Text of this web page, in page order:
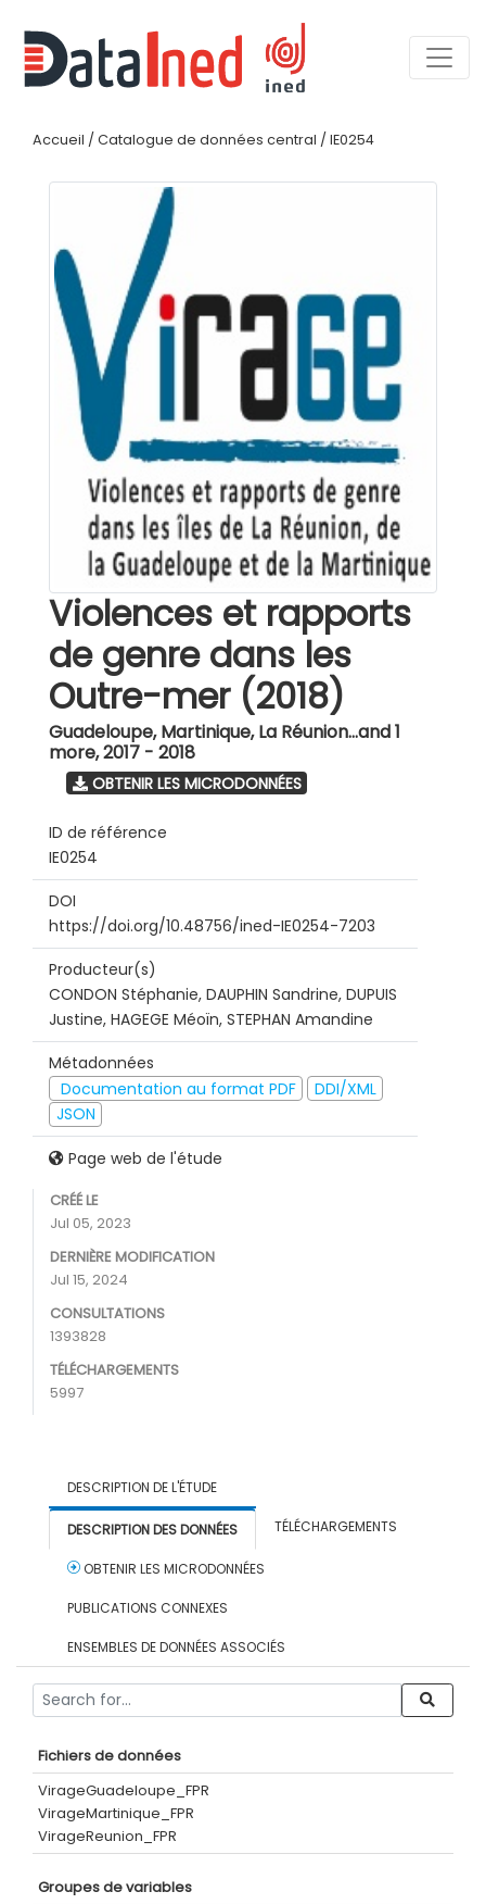
Accueil / Catalogue de données central / IE0254
Violences et rapports
de genre dans les
Outre-mer (2018)
Guadeloupe, Martinique, La Réunion...and 1
more,2017 - 2018
OBTENIR LES MICRODONNÉES
ID de référence
IE0254
DOI
https://doi.org/10.48756/ined-IE0254-7203
Producteur(s)
CONDON Stéphanie, DAUPHIN Sandrine, DUPUIS
Justine, HAGEGE Méoïn, STEPHAN Amandine
Métadonnées
Documentation au format PDF
DDI/XML
JSON
Page web de l'étude
CRÉÉ LE
Jul 05, 2023
DERNIÈRE MODIFICATION
Jul 15, 2024
CONSULTATIONS
1393828
TÉLÉCHARGEMENTS
5997
DESCRIPTION DE L'ÉTUDE
DESCRIPTION DES DONNÉES TÉLÉCHARGEMENTS
OBTENIR LES MICRODONNÉES
PUBLICATIONS CONNEXES
ENSEMBLES DE DONNÉES ASSOCIÉS
Fichiers de données
VirageGuadeloupe_FPR
VirageMartinique_FPR
VirageReunion_FPR
Groupes de variables